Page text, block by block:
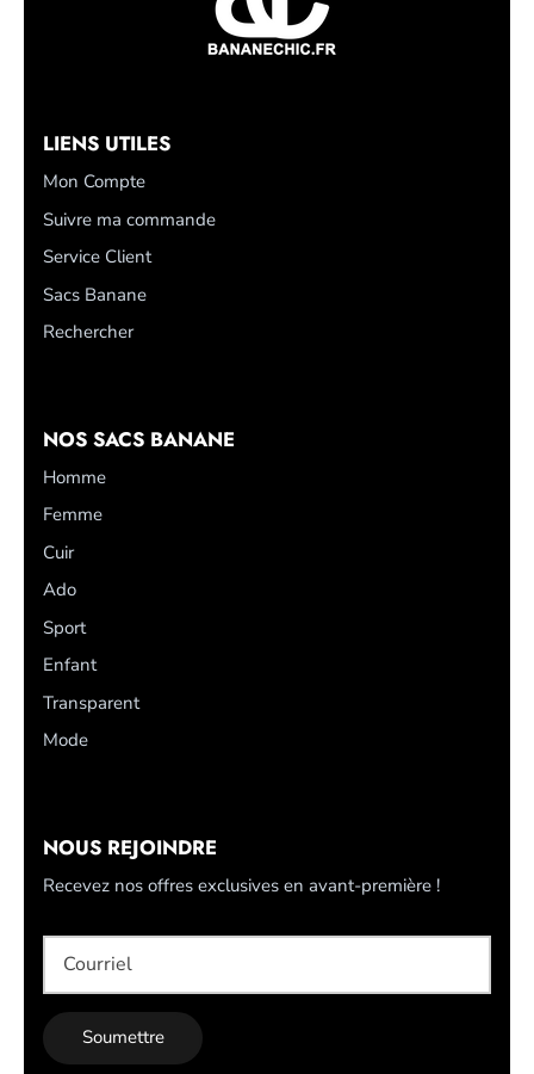
LIENS UTILES
Mon Compte
Suivre ma commande
Service Client
Sacs Banane
Rechercher
NOS SACS BANANE
Homme
Femme
Cuir
Ado
Sport
Enfant
Transparent
Mode
NOUS REJOINDRE
Recevez nos offres exclusives en avant-première !
Soumettre